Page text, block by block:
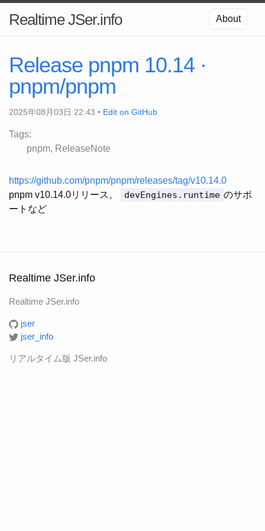
Realtime JSer.info About
Release pnpm 10.14 ·
pnpm/pnpm
2025年08月03日 22:43 • Edit on GitHub
Tags:
pnpm
ReleaseNote
https://github.com/pnpm/pnpm/releases/tag/v10.14.0
pnpm v10.14.0リリース。
devEngines.runtime のサポ
ートなど
Realtime JSer.info
Realtime JSer.info
jser
jser_info
リアルタイム版 JSer.info